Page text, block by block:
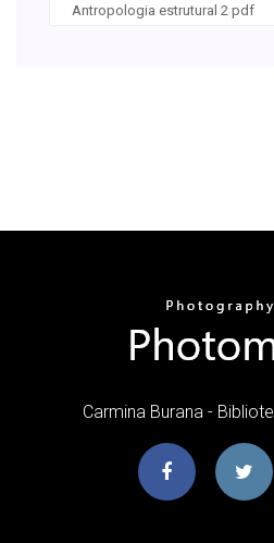
Antropologia estrutural 2 pdf
Carmina Burana -